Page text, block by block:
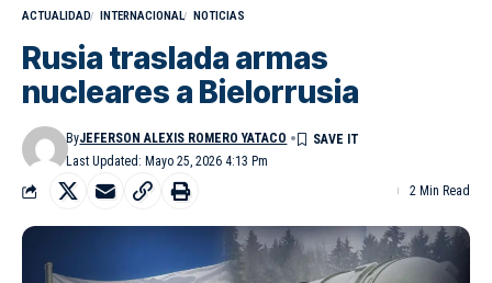
ACTUALIDAD INTERNACIONAL NOTICIAS
Rusia traslada armas
nucleares a Bielorrusia
Last Updated: Mayo 25, 2026 4:13 Pm
ByJEFERSON ALEXIS ROMERO YATACO
2 Min Read